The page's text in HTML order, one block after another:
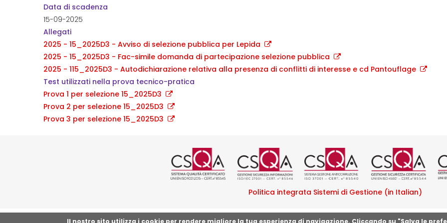
Il nostro sito utilizza i cookie per rendere migliore la tua esperienza di navigazione. Cliccando su "Salva le
Data di scadenza
15-09-2025
Allegati
2025 - 15_2025D3 - Avviso di selezione pubblica per Lepida
2025 - 15_2025D3 - Fac-simile domanda di partecipazione selezione pubblica
2025 - 115_2025D3 - Autodichiarazione relativa alla presenza di conflitti di interesse e cd Pantouflage
Test utilizzati nella prova tecnico-pratica
Prova 1 per selezione 15_2025D3
Prova 2 per selezione 15_2025D3
Prova 3 per selezione 15_2025D3
Logo certificazione ISO 9001 rilasciata da
Logo certificazione ISO/IEC
Logo certificazione
Logo
Politica integrata Sistemi di Gestione (in Italian)